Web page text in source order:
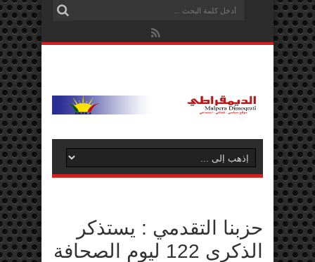
حزبنا التقدمي : يستذكر
الذكرى 122 ليوم الصحافة